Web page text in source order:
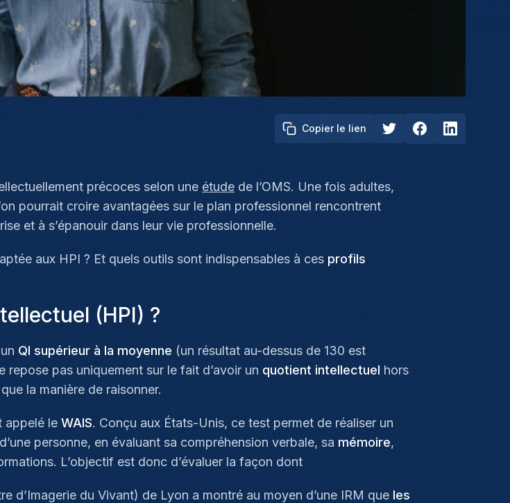
Copier le lien
précoces selon une étude de l’OMS. Une fois adultes,
pourrait croire avantagées sur le plan professionnel rencontrent
et à s’épanouir dans leur vie professionnelle.
aux HPI ? Et quels outils sont indispensables à ces profils
(HPI) ?
QI supérieur à la moyenne (un résultat au-dessus de 130 est
repose pas uniquement sur le fait d’avoir un quotient intellectuel hors
la manière de raisonner.
appelé le WAIS. Conçu aux États-Unis, ce test permet de réaliser un
personne, en évaluant sa compréhension verbale, sa mémoire,
L’objectif est donc d’évaluer la façon dont
d’Imagerie du Vivant) de Lyon a montré au moyen d’une IRM que les